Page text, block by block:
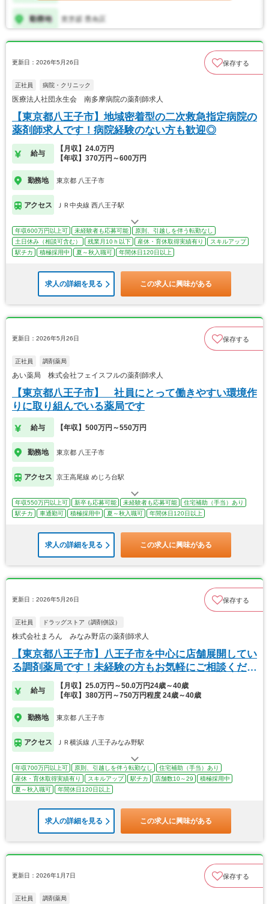
更新日：2026年5月26日 保存する
正社員 病院・クリニック
医療法人社団永生会 南多摩病院の薬剤師求人
【東京都八王子市】地域密着型の二次救急指定病院の
薬剤師求人です！病院経験のない方も歓迎◎
給与
【月収】24.0万円
【年収】370万円～600万円
勤務地 東京都 八王子市
アクセス ＪＲ中央線 西八王子駅
年収600万円以上可 未経験者も応募可能
原則、引越しを伴う転勤なし
土日休み（相談可含む）
残業月10ｈ以下 産休・育休取得実績有り
スキルアップ
駅チカ
積極採用中 夏～秋入職可 年間休日120日以上
求人の詳細を見る この求人に興味がある
更新日：2026年5月26日 保存する
正社員 調剤薬局
あい薬局 株式会社フェイスフルの薬剤師求人
【東京都八王子市】 社員にとって働きやすい環境作
りに取り組んでいる薬局です
給与 【年収】500万円～550万円
勤務地 東京都 八王子市
アクセス 京王高尾線 めじろ台駅
年収550万円以上可 新卒も応募可能 未経験者も応募可能
住宅補助（手当）あり
駅チカ
車通勤可 積極採用中 夏～秋入職可 年間休日120日以上
求人の詳細を見る この求人に興味がある
更新日：2026年5月26日 保存する
正社員 ドラッグストア（調剤併設）
株式会社まろん みなみ野店の薬剤師求人
【東京都八王子市】八王子市を中心に店舗展開してい
る調剤薬局です！未経験の方もお気軽にご相談くださ
い♪
給与
【月収】25.0万円～50.0万円24歳～40歳
【年収】380万円～750万円程度 24歳～40歳
勤務地 東京都 八王子市
アクセス ＪＲ横浜線 八王子みなみ野駅
年収700万円以上可 原則、引越しを伴う転勤なし
住宅補助（手当）あり
産休・育休取得実績有り
スキルアップ 駅チカ 店舗数10～29
積極採用中
夏～秋入職可
年間休日120日以上
求人の詳細を見る この求人に興味がある
更新日：2026年1月7日 保存する
正社員 調剤薬局